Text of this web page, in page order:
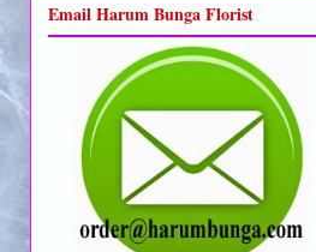
Email Harum Bunga Florist